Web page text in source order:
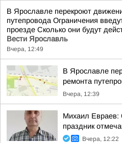
В Ярославле перекроют
путепровода Ограничения
проезде Сколько они будут
Вести Ярославль
Вчера, 12:49
В Ярославле
ремонта
Вчера, 12:39
Михаил Евраев:
праздник
Вчера, 12:22